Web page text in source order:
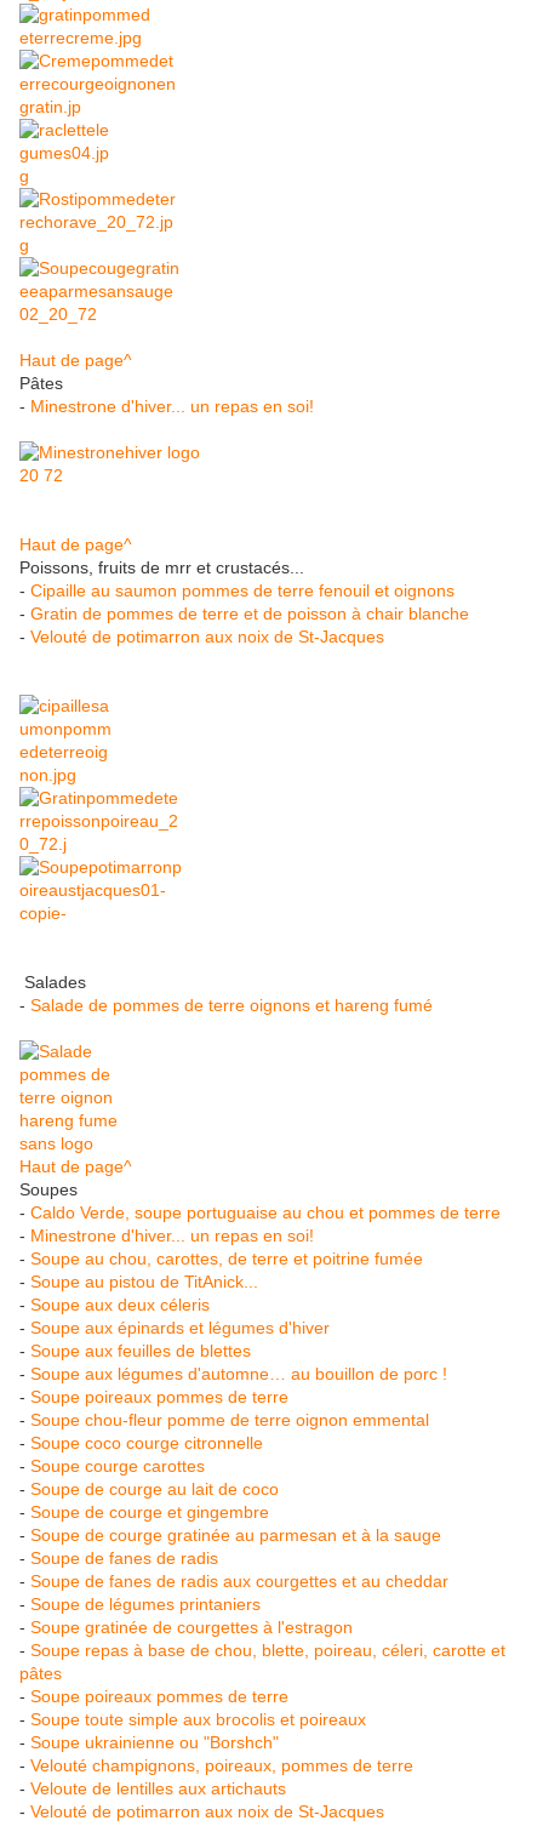
Haut de page^
Pâtes
- Minestrone d'hiver... un repas en soi!
Haut de page^
Poissons, fruits de mrr et crustacés...
- Cipaille au saumon pommes de terre fenouil et oignons
- Gratin de pommes de terre et de poisson à chair blanche
- Velouté de potimarron aux noix de St-Jacques
Salades
- Salade de pommes de terre oignons et hareng fumé
Haut de page^
Soupes
- Caldo Verde, soupe portuguaise au chou et pommes de terre
- Minestrone d'hiver... un repas en soi!
- Soupe au chou, carottes, de terre et poitrine fumée
- Soupe au pistou de TitAnick...
- Soupe aux deux céleris
- Soupe aux épinards et légumes d'hiver
- Soupe aux feuilles de blettes
- Soupe aux légumes d'automne… au bouillon de porc !
- Soupe poireaux pommes de terre
- Soupe chou-fleur pomme de terre oignon emmental
- Soupe coco courge citronnelle
- Soupe courge carottes
- Soupe de courge au lait de coco
- Soupe de courge et gingembre
- Soupe de courge gratinée au parmesan et à la sauge
- Soupe de fanes de radis
- Soupe de fanes de radis aux courgettes et au cheddar
- Soupe de légumes printaniers
- Soupe gratinée de courgettes à l'estragon
- Soupe repas à base de chou, blette, poireau, céleri, carotte et
pâtes
- Soupe poireaux pommes de terre
- Soupe toute simple aux brocolis et poireaux
- Soupe ukrainienne ou "Borshch"
- Velouté champignons, poireaux, pommes de terre
- Veloute de lentilles aux artichauts
- Velouté de potimarron aux noix de St-Jacques